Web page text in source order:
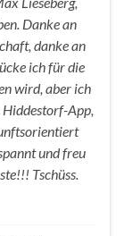
Danke an
danke an
ich für die
wird, aber ich
App,
und freu
Tschüss.